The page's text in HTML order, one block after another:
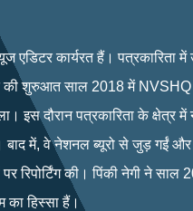
एडिटर कार्यरत हैं। पत्रकारिता में
की शुरुआत साल 2018 में NVSHQ
दौरान पत्रकारिता के क्षेत्र
बाद में, वे नेशनल ब्यूरो से जुड़ गईं
रिपोर्टिंग की। पिंकी नेगी ने
का हिस्सा हैं।